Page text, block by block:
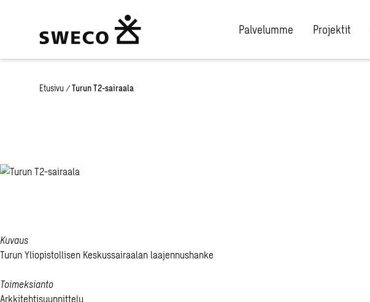
Palvelumme Projektit
Etusivu / Turun T2-sairaala
Kuvaus
Turun Yliopistollisen Keskussairaalan laajennushanke
Toimeksianto
Arkkitehtisuunnittelu